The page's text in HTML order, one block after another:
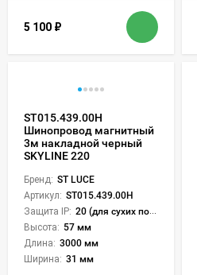
5 100 ₽
ST015.439.00H
Шинопровод магнитный
3м накладной черный
SKYLINE 220
Бренд: ST LUCE
Артикул: ST015.439.00H
Защита IP: 20 (для сухих пом.)
Высота: 57 мм
Длина: 3000 мм
Ширина: 31 мм